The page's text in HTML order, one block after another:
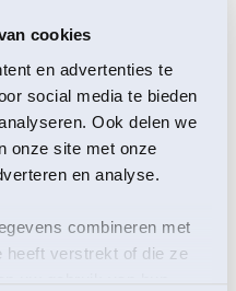
cookies
en advertenties te
social media te bieden
Ook delen we
onze site met onze
en analyse.
combineren met
heeft verstrekt of die ze
natuur van dichtbij
voor het hele gezin.
museau 't Rieuw en 't
voor bezoekers
entreekosten). Een
activiteiten*
kunt inschrijven: